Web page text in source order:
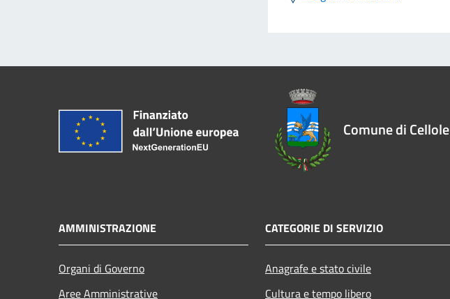
Comune di Cellole
AMMINISTRAZIONE
Organi di Governo
Aree Amministrative
CATEGORIE DI SERVIZIO
Anagrafe e stato civile
Cultura e tempo libero